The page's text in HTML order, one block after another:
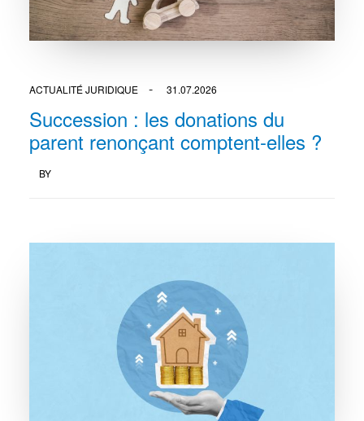
ACTUALITÉ JURIDIQUE 31.07.2026
Succession : les donations du
parent renonçant comptent-elles ?
BY